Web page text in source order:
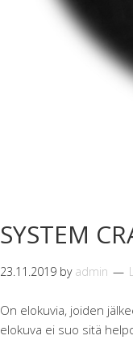
SYSTEM
23.11.2019 by admin
On elokuvia, joiden
elokuva ei suo sitä